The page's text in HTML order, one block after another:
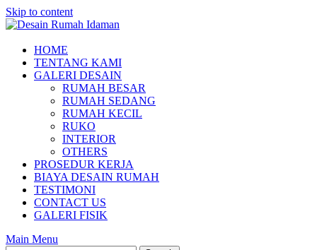
Skip to content
HOME
TENTANG KAMI
GALERI DESAIN
RUMAH BESAR
RUMAH SEDANG
RUMAH KECIL
RUKO
INTERIOR
OTHERS
PROSEDUR KERJA
BIAYA DESAIN RUMAH
TESTIMONI
CONTACT US
GALERI FISIK
Main Menu